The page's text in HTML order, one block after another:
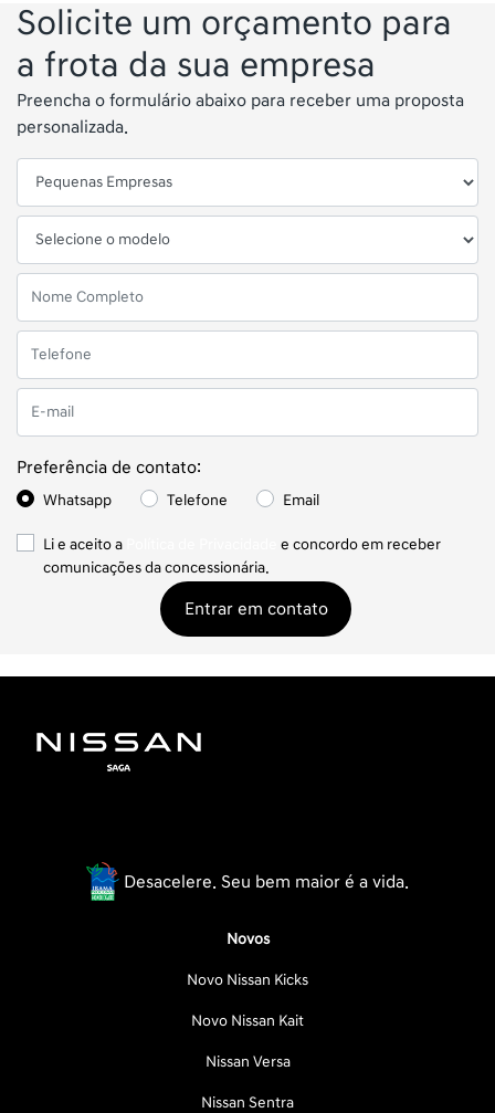
Solicite um orçamento para
a frota da sua empresa
Preencha o formulário abaixo para receber uma proposta
personalizada.
Preferência de contato:
Whatsapp Telefone Email
Li e aceito a
e concordo em receber
comunicações da concessionária.
Entrar em contato
Desacelere. Seu bem maior é a vida.
Novos
Novo Nissan Kicks
Novo Nissan Kait
Nissan Versa
Nissan Sentra